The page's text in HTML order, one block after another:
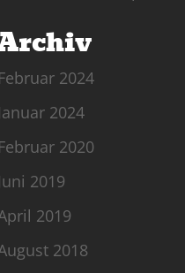
Februar 2024
Januar 2024
Februar 2020
Juni 2019
2019
2018